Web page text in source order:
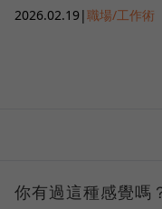
2026.02.19|職場/工作術
你有過這種感覺嗎